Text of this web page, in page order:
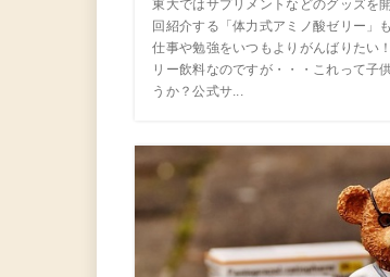
東大ではサプリメントなどのグッズを
回紹介する「体力式アミノ酸ゼリー」
仕事や勉強をいつもよりがんばりたい
リー飲料なのですが・・・これって子
うか？公式サ...